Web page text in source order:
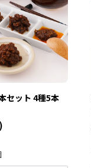
セット 4種5本